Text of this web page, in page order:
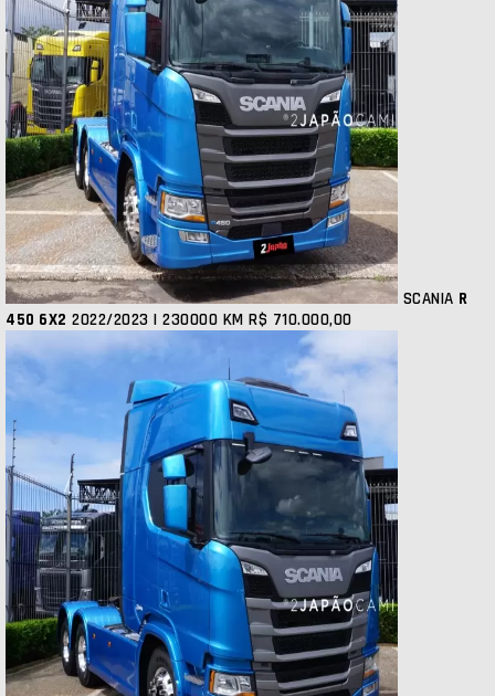
SCANIA R
450 6X2 2022/2023 | 230000 KM R$ 710.000,00